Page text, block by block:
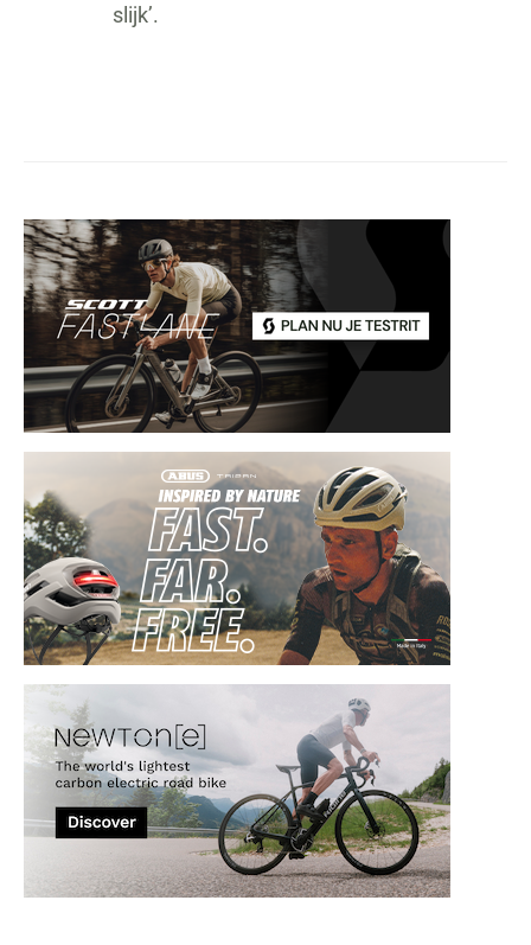
slijk’.